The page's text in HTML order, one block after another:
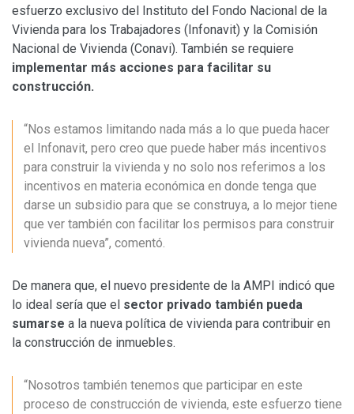
esfuerzo exclusivo del Instituto del Fondo Nacional de la
Vivienda para los Trabajadores (Infonavit) y la Comisión
Nacional de Vivienda (Conavi). También se requiere
implementar más acciones para facilitar su
construcción.
“Nos estamos limitando nada más a lo que pueda hacer
el Infonavit, pero creo que puede haber más incentivos
para construir la vivienda y no solo nos referimos a los
incentivos en materia económica en donde tenga que
darse un subsidio para que se construya, a lo mejor tiene
que ver también con facilitar los permisos para construir
vivienda nueva”, comentó.
De manera que, el nuevo presidente de la AMPI indicó que
lo ideal sería que el sector privado también pueda
sumarse a la nueva política de vivienda para contribuir en
la construcción de inmuebles.
“Nosotros también tenemos que participar en este
proceso de construcción de vivienda, este esfuerzo tiene